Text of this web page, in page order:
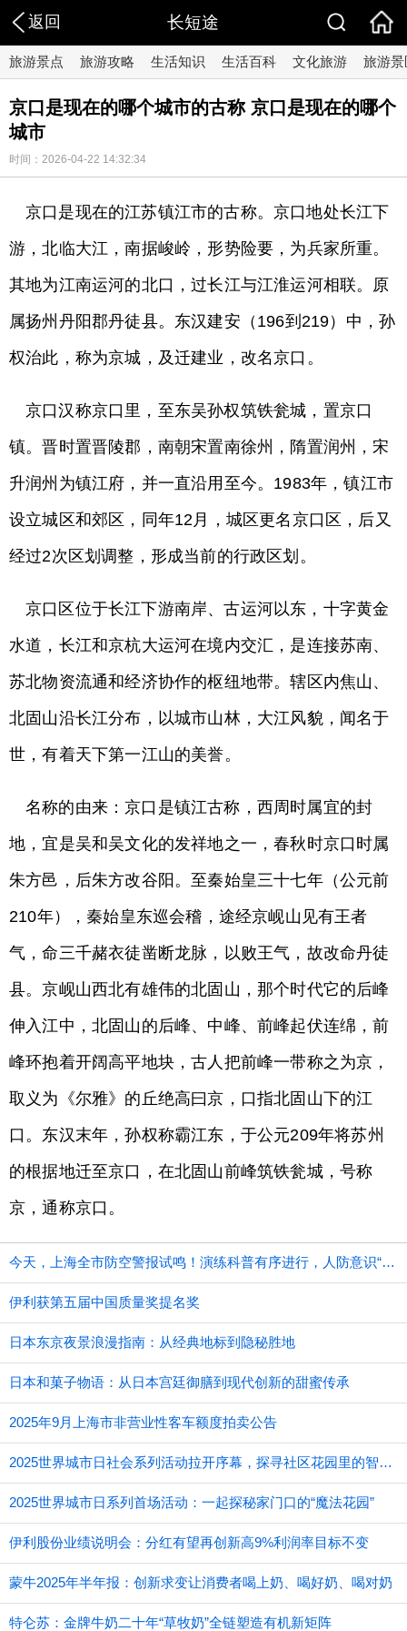
返回 长短途
旅游景点 旅游攻略 生活知识 生活百科 文化旅游 旅游景
京口是现在的哪个城市的古称 京口是现在的哪个
城市
时间：2026-04-22 14:32:34
京口是现在的江苏镇江市的古称。京口地处长江下
游，北临大江，南据峻岭，形势险要，为兵家所重。
其地为江南运河的北口，过长江与江淮运河相联。原
属扬州丹阳郡丹徒县。东汉建安（196到219）中，孙
权治此，称为京城，及迁建业，改名京口。
京口汉称京口里，至东吴孙权筑铁瓮城，置京口
镇。晋时置晋陵郡，南朝宋置南徐州，隋置润州，宋
升润州为镇江府，并一直沿用至今。1983年，镇江市
设立城区和郊区，同年12月，城区更名京口区，后又
经过2次区划调整，形成当前的行政区划。
京口区位于长江下游南岸、古运河以东，十字黄金
水道，长江和京杭大运河在境内交汇，是连接苏南、
苏北物资流通和经济协作的枢纽地带。辖区内焦山、
北固山沿长江分布，以城市山林，大江风貌，闻名于
世，有着天下第一江山的美誉。
名称的由来：京口是镇江古称，西周时属宜的封
地，宜是吴和吴文化的发祥地之一，春秋时京口时属
朱方邑，后朱方改谷阳。至秦始皇三十七年（公元前
210年），秦始皇东巡会稽，途经京岘山见有王者
气，命三千赭衣徒凿断龙脉，以败王气，故改命丹徒
县。京岘山西北有雄伟的北固山，那个时代它的后峰
伸入江中，北固山的后峰、中峰、前峰起伏连绵，前
峰环抱着开阔高平地块，古人把前峰一带称之为京，
取义为《尔雅》的丘绝高曰京，口指北固山下的江
口。东汉末年，孙权称霸江东，于公元209年将苏州
的根据地迁至京口，在北固山前峰筑铁瓮城，号称
京，通称京口。
今天，上海全市防空警报试鸣！演练科普有序进行，人防意识“声入人心”
伊利获第五届中国质量奖提名奖
日本东京夜景浪漫指南：从经典地标到隐秘胜地
日本和菓子物语：从日本宫廷御膳到现代创新的甜蜜传承
2025年9月上海市非营业性客车额度拍卖公告
2025世界城市日社会系列活动拉开序幕，探寻社区花园里的智慧应用
2025世界城市日系列首场活动：一起探秘家门口的“魔法花园”
伊利股份业绩说明会：分红有望再创新高9%利润率目标不变
蒙牛2025年半年报：创新求变让消费者喝上奶、喝好奶、喝对奶
特仑苏：金牌牛奶二十年“草牧奶”全链塑造有机新矩阵